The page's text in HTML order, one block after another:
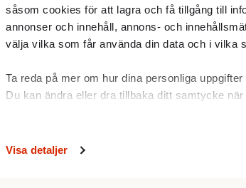
såsom cookies för att lagra och få tillgång till
annonser och innehåll, annons- och
välja vilka som får använda din data och i vilka
Ta reda på mer om hur dina personliga
Du kan ändra eller dra tillbaka ditt samtycke
funktioner för sociala medier och analysera vår
Visa detaljer
ger nya